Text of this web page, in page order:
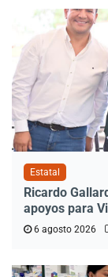
Estatal
Ricardo
apoyos para
6 agosto 2026